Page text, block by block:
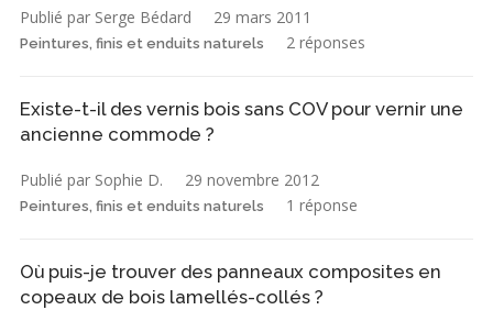
Publié par Serge Bédard 29 mars 2011
Peintures, finis et enduits naturels 2 réponses
Existe-t-il des vernis bois sans COV pour vernir une
ancienne commode ?
Publié par Sophie D. 29 novembre 2012
Peintures, finis et enduits naturels 1 réponse
Où puis-je trouver des panneaux composites en
copeaux de bois lamellés-collés ?